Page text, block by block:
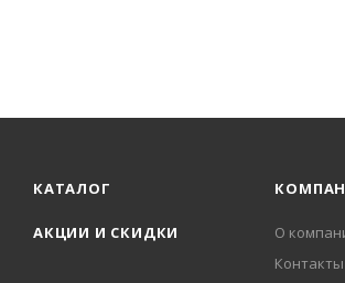
КАТАЛОГ
АКЦИИ И СКИДКИ
О
Контакты